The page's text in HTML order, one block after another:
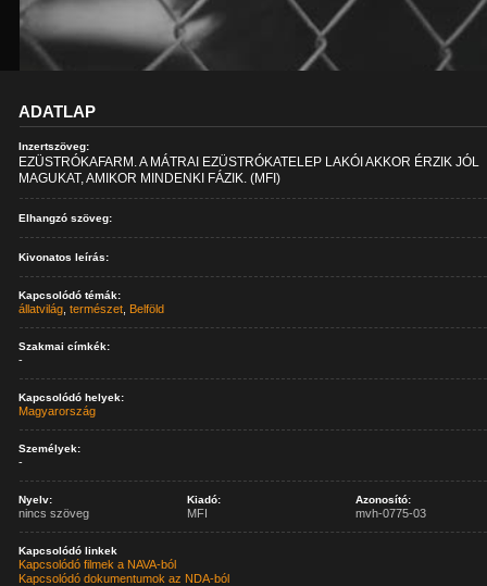
ADATLAP
Inzertszöveg:
EZÜSTRÓKAFARM. A MÁTRAI EZÜSTRÓKATELEP LAKÓI AKKOR ÉRZIK JÓL
MAGUKAT, AMIKOR MINDENKI FÁZIK. (MFI)
Elhangzó szöveg:
Kivonatos leírás:
Kapcsolódó témák:
állatvilág ,természet Belföld
Szakmai címkék:
-
Kapcsolódó helyek:
Magyarország
Személyek:
-
Nyelv:
nincs szöveg
Kiadó:
MFI
Azonosító:
mvh-0775-03
Kapcsolódó linkek
Kapcsolódó filmek a NAVA-ból
Kapcsolódó dokumentumok az NDA-ból